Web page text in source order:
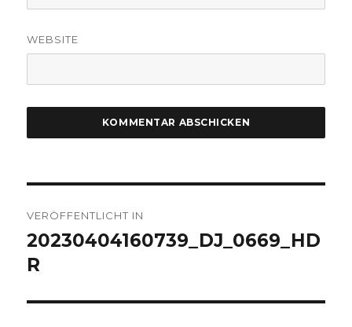
WEBSITE
VERÖFFENTLICHT IN
20230404160739_DJ_0669_HD
R